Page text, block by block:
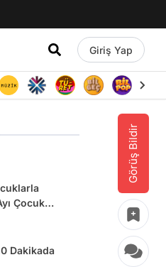
Giriş Yap
Görüş Bildir
Çocuk
Dakikada